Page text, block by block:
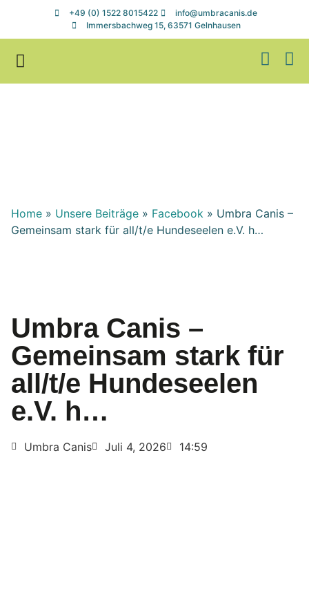
+49 (0) 1522 8015422
info@umbracanis.de
Immersbachweg 15, 63571 Gelnhausen
Home » Unsere Beiträge » Facebook » Umbra Canis –
Gemeinsam stark für all/t/e Hundeseelen e.V. h…
Umbra Canis –
Gemeinsam stark für
all/t/e Hundeseelen
e.V. h…
Umbra Canis Juli 4, 2026 14:59